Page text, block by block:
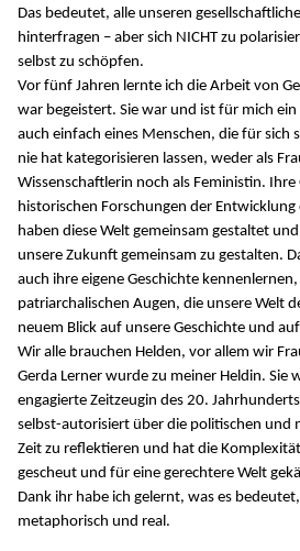
Das bedeutet, alle unseren
hinterfragen – aber sich NICHT zu
selbst zu schöpfen.
Vor fünf Jahren lernte ich die Arbeit von
war begeistert. Sie war und ist für mich ein
auch einfach eines Menschen, die für sich
nie hat kategorisieren lassen, weder als
Wissenschaftlerin noch als Feministin.
historischen Forschungen der
haben diese Welt gemeinsam gestaltet
unsere Zukunft gemeinsam zu gestalten.
auch ihre eigene Geschichte
patriarchalischen Augen, die unsere Welt
neuem Blick auf unsere Geschichte und
Wir alle brauchen Helden, vor allem wir
Gerda Lerner wurde zu meiner Heldin. Sie
engagierte Zeitzeugin des 20.
selbst-autorisiert über die politischen und
Zeit zu reflektieren und hat die
gescheut und für eine gerechtere Welt
Dank ihr habe ich gelernt, was es
metaphorisch und real.